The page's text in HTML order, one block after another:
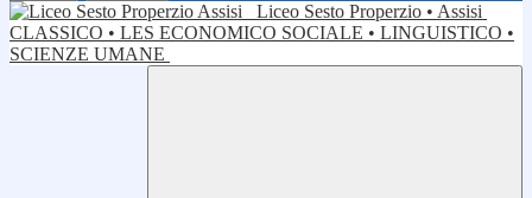
Liceo Sesto Properzio • Assisi
CLASSICO • LES ECONOMICO SOCIALE • LINGUISTICO •
SCIENZE UMANE